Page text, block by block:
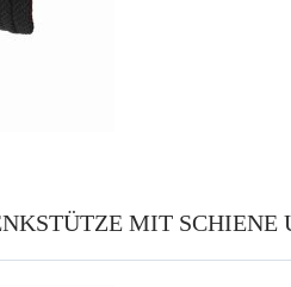
MIT SCHIENE